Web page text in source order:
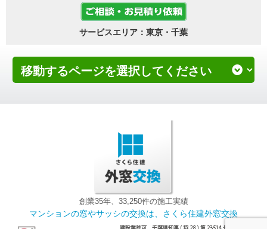
サービスエリア：東京・千葉
創業35年、33,250件の施工実績
マンションの窓やサッシの交換は、さくら住建外窓交換